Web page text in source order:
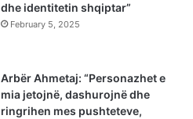
dhe identitetin shqiptar”
February 5, 2025
Arbër Ahmetaj: “Personazhet e
mia jetojnë, dashurojnë dhe
ringrihen mes pushteteve,